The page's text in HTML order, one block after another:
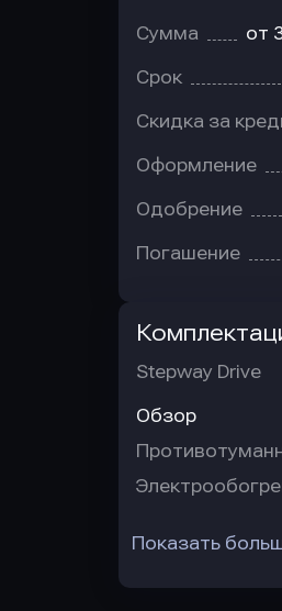
Сумма от
Срок
Скидка за
Оформление
Одобрение
Погашение
Stepway Drive
Обзор
Показать